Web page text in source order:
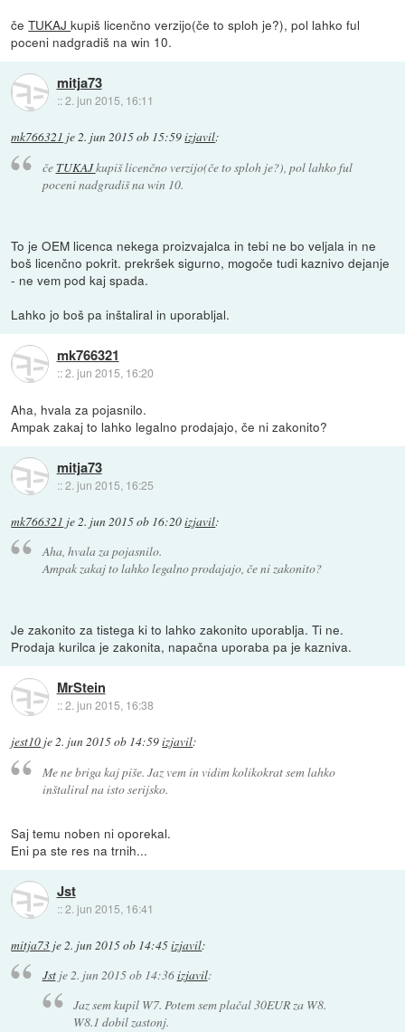
čeTUKAJkupiš licenčno verzijo(če to sploh je?), pol lahko ful
poceni nadgradiš na win 10.
mitja73
::2. jun 2015, 16:11
mk766321 je2. jun 2015 ob 15:59izjavil:
če TUKAJkupiš licenčno verzijo(če to sploh je?), pol lahko ful
poceni nadgradiš na win 10.
To je OEM licenca nekega proizvajalca in tebi ne bo veljala in ne
boš licenčno pokrit. prekršek sigurno, mogoče tudi kaznivo dejanje
- ne vem pod kaj spada.
Lahko jo boš pa inštaliral in uporabljal.
mk766321
::2. jun 2015, 16:20
Aha, hvala za pojasnilo.
Ampak zakaj to lahko legalno prodajajo, če ni zakonito?
mitja73
::2. jun 2015, 16:25
mk766321 je2. jun 2015 ob 16:20izjavil:
Aha, hvala za pojasnilo.
Ampak zakaj to lahko legalno prodajajo, če ni zakonito?
Je zakonito za tistega ki to lahko zakonito uporablja. Ti ne.
Prodaja kurilca je zakonita, napačna uporaba pa je kazniva.
MrStein
::2. jun 2015, 16:38
jest10 je2. jun 2015 ob 14:59izjavil:
Me ne briga kaj piše. Jaz vem in vidim kolikokrat sem lahko
inštaliral na isto serijsko.
Saj temu noben ni oporekal.
Eni pa ste res na trnih...
Jst
::2. jun 2015, 16:41
mitja73 je2. jun 2015 ob 14:45izjavil:
Jstje2. jun 2015 ob 14:36izjavil:
Jaz sem kupil W7. Potem sem plačal 30EUR za W8.
W8.1 dobil zastonj.